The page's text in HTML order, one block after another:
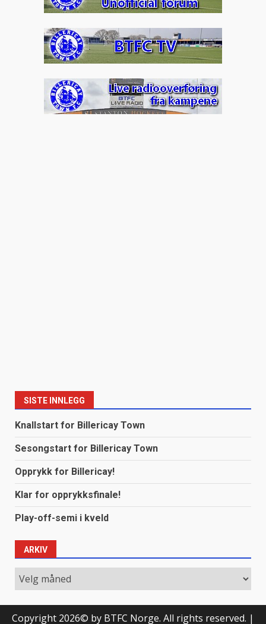
SISTE INNLEGG
Knallstart for Billericay Town
Sesongstart for Billericay Town
Opprykk for Billericay!
Klar for opprykksfinale!
Play-off-semi i kveld
ARKIV
Arkiv
Copyright 2026© by BTFC Norge. All rights reserved. |